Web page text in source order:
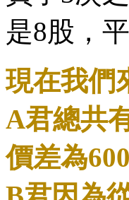
是8股，
現在我們
A君總共
價差為600